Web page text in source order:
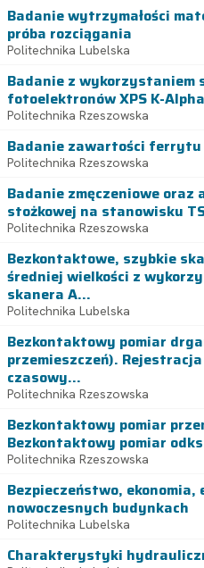
Badanie wytrzymałości
próba rozciągania
Politechnika Lubelska
Badanie z wykorzystaniem
fotoelektronów XPS K-Alpha
Politechnika Rzeszowska
Badanie zawartości ferrytu
Politechnika Rzeszowska
Badanie zmęczeniowe oraz
stożkowej na stanowisku
Politechnika Rzeszowska
Bezkontaktowe, szybkie
średniej wielkości z
skanera A...
Politechnika Lubelska
Bezkontaktowy pomiar
przemieszczeń).
czasowy...
Politechnika Rzeszowska
Bezkontaktowy pomiar
Bezkontaktowy pomiar
Politechnika Rzeszowska
Bezpieczeństwo,
nowoczesnych budynkach
Politechnika Lubelska
Charakterystyki